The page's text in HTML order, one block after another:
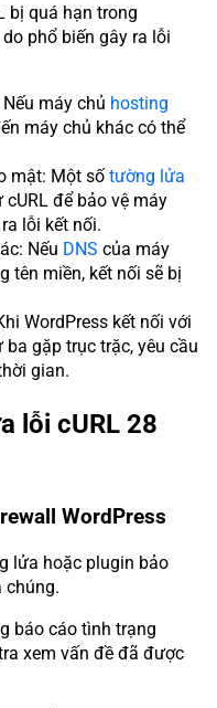
bị quá hạn trong
phổ biến gây ra lỗi
máy chủ hosting
máy chủ khác có thể
mật: Một sốtường lửa
để bảo vệ máy
lỗi kết nối.
Nếu DNS của máy
tên miền, kết nối sẽ bị
WordPress kết nối với
gặp trục trặc, yêu cầu
gian.
lỗi cURL 28
WordPress
lửa hoặc plugin bảo
chúng.
báo cáo tình trạng
xem vấn đề đã được